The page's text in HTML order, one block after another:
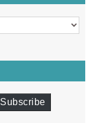
Subscribe